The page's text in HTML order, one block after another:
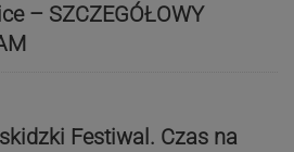
– SZCZEGÓŁOWY
Festiwal. Czas na